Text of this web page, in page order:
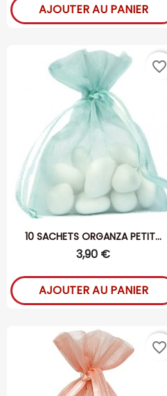
AJOUTER AU PANIER
10 SACHETS ORGANZA PETIT...
3,90 €
AJOUTER AU PANIER
favorite_border
favorite_border